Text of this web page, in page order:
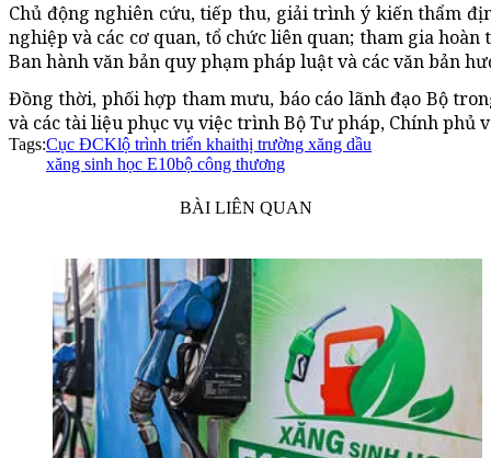
Chủ động nghiên cứu, tiếp thu, giải trình ý kiến thẩm
nghiệp và các cơ quan, tổ chức liên quan; tham gia
Ban hành văn bản quy phạm pháp luật và các văn bản
Đồng thời, phối hợp tham mưu, báo cáo lãnh đạo Bộ
và các tài liệu phục vụ việc trình Bộ Tư pháp, Chính phủ
Tags:Cục ĐCKlộ trình triển khaithị trường xăng dầu
xăng sinh học E10bộ công thương
BÀI LIÊN QUAN